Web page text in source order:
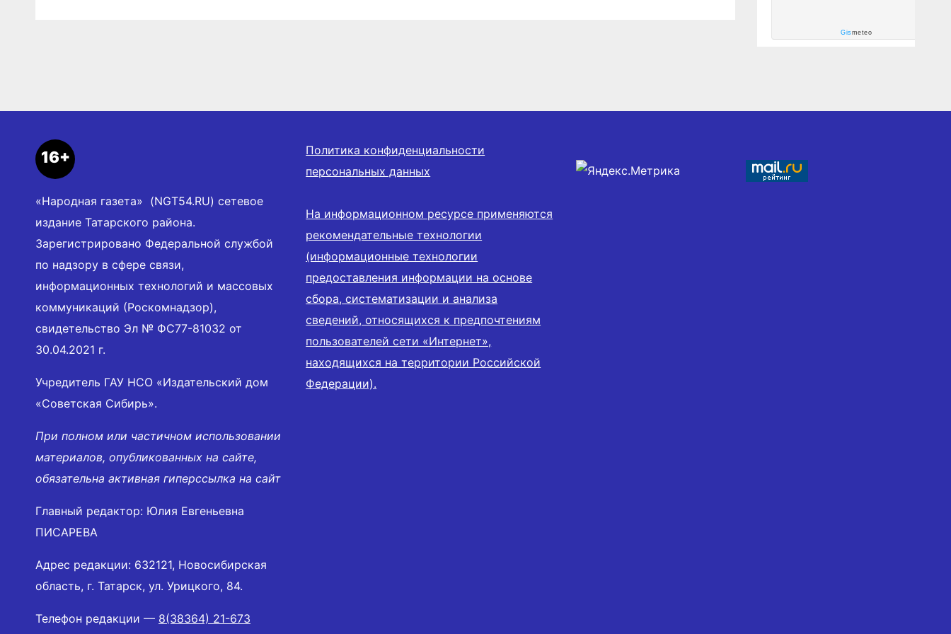
Gismeteo
16+
«Народная газета» (NGT54.RU) сетевое
издание Татарского района.
Зарегистрировано Федеральной службой
по надзору в сфере связи,
информационных технологий и массовых
коммуникаций (Роскомнадзор),
свидетельство Эл № ФС77-81032 от
30.04.2021 г.
Учредитель ГАУ НСО «Издательский дом
«Советская Сибирь».
При полном или частичном использовании
материалов, опубликованных на сайте,
обязательна активная гиперссылка на сайт
Главный редактор: Юлия Евгеньевна
ПИСАРЕВА
Адрес редакции: 632121, Новосибирская
область, г. Татарск, ул. Урицкого, 84.
Телефон редакции — 8(38364) 21-673
Политика конфиденциальности
персональных данных
На информационном ресурсе применяются
рекомендательные технологии
(информационные технологии
предоставления информации на основе
сбора, систематизации и анализа
сведений, относящихся к предпочтениям
пользователей сети «Интернет»,
находящихся на территории Российской
Федерации).